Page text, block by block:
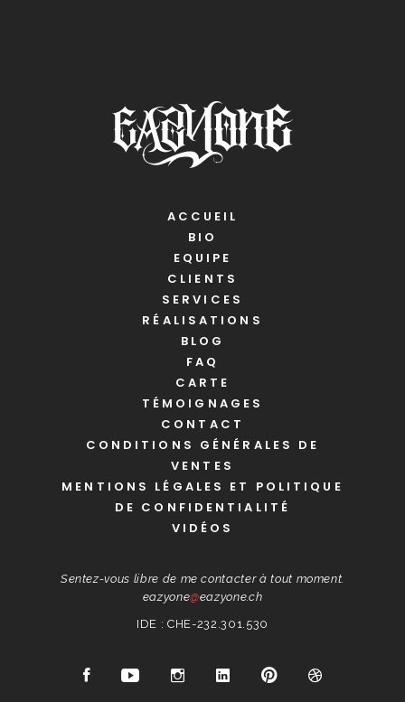
ACCUEIL
BIO
EQUIPE
CLIENTS
SERVICES
RÉALISATIONS
BLOG
FAQ
CARTE
TÉMOIGNAGES
CONTACT
CONDITIONS GÉNÉRALES DE
VENTES
MENTIONS LÉGALES ET POLITIQUE
DE CONFIDENTIALITÉ
VIDÉOS
Sentez-vous libre de me contacter à tout moment.
eazyone@eazyone.ch
IDE : CHE-232.301.530